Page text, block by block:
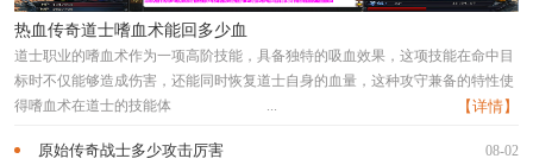
热血传奇道士嗜血术能回多少血
道士职业的嗜血术作为一项高阶技能，具备独特的吸血效果，这项技能在命中目
标时不仅能够造成伤害，还能同时恢复道士自身的血量，这种攻守兼备的特性使
得嗜血术在道士的技能体
... 【详情】
原始传奇战士多少攻击厉害 08-02